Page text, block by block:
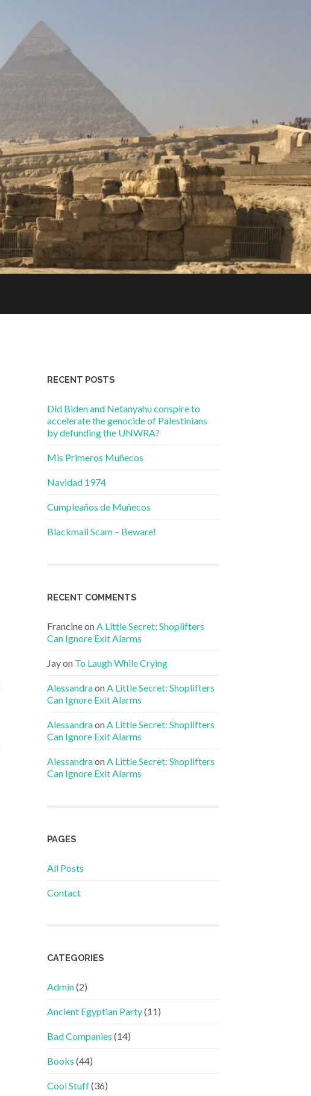
RECENT POSTS
Did Biden and Netanyahu conspire to
accelerate the genocide of Palestinians
by defunding the UNWRA?
Mis Primeros Muñecos
Navidad 1974
Cumpleaños de Muñecos
Blackmail Scam – Beware!
RECENT COMMENTS
Francineon A Little Secret: Shoplifters
Can Ignore Exit Alarms
Jayon To Laugh While Crying
Alessandraon A Little Secret: Shoplifters
Can Ignore Exit Alarms
Alessandraon A Little Secret: Shoplifters
Can Ignore Exit Alarms
Alessandraon A Little Secret: Shoplifters
Can Ignore Exit Alarms
PAGES
All Posts
Contact
CATEGORIES
Admin(2)
Ancient Egyptian Party(11)
Bad Companies (14)
Books (44)
Cool Stuff(36)